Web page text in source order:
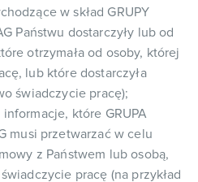
w skład GRUPY
Państwu dostarczyły lub od
otrzymała od osoby, której
lub które dostarczyła
świadczycie pracę);
które GRUPA
musi przetwarzać w celu
z Państwem lub osobą,
pracę (na przykład